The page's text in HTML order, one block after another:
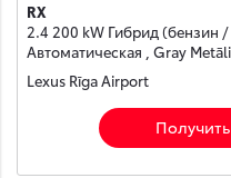
RX
2.4 200 kW Гибрид (бензин /
Автоматическая , Gray
Lexus Rīga Airport